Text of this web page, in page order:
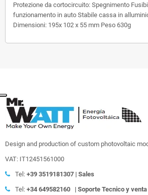
Protezione da cortocircuito: Spegnimento
funzionamento in auto Stabile cassa in
Dimensioni: 195x 102 x 55 mm Peso 630g
Design and production of custom photovoltaic
VAT: IT12451561000
Tel: +39 3519181307 | Sales
Tel: +34 649582160 | Soporte Tecnico y venta